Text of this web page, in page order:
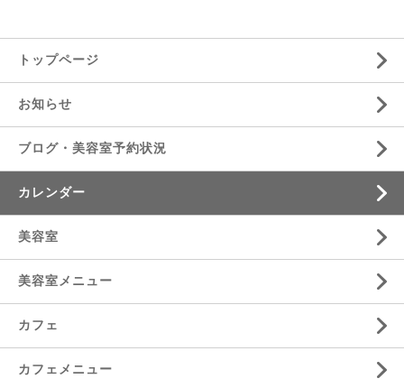
トップページ
お知らせ
ブログ・美容室予約状況
カレンダー
美容室
美容室メニュー
カフェ
カフェメニュー